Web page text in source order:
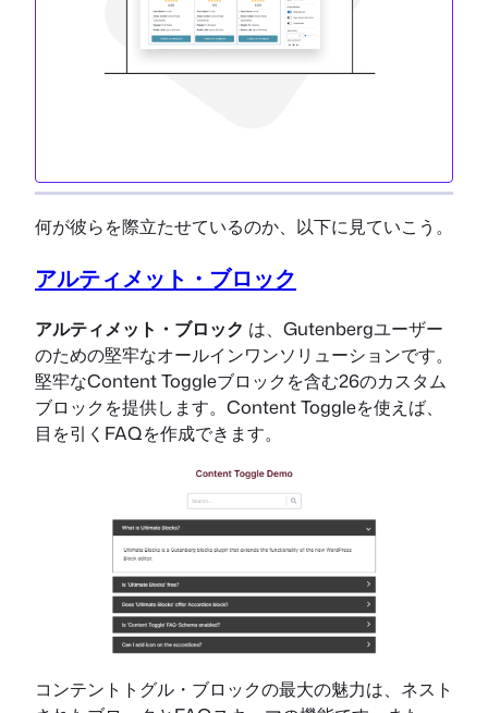
何が彼らを際立たせているのか、以下に見ていこう。
アルティメット・ブロック
アルティメット・ブロック は、Gutenbergユーザー
のための堅牢なオールインワンソリューションです。
堅牢なContent Toggleブロックを含む26のカスタム
ブロックを提供します。Content Toggleを使えば、
目を引くFAQを作成できます。
コンテントトグル・ブロックの最大の魅力は、ネスト